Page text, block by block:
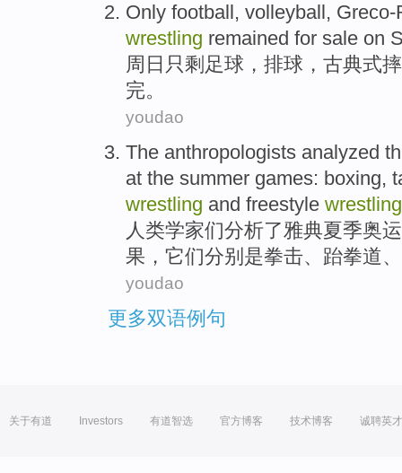
Only football, volleyball, Greco-
wrestling remained for sale on
周日 只剩 足球 ， 排球 ， 古典式
完。
youdao
The anthropologists analyzed
at the summer games: boxing,
wrestling and freestyle wrestling
人类学家们分析了雅典夏季奥
果 ，它们分别是拳击、 跆拳道、
youdao
更多双语例句
关于有道 Investors 有道智选 官方博客 技术博客 诚聘英才